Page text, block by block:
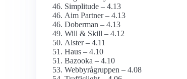
Simplitude – 4.13
Aim Partner – 4.13
Doberman – 4.13
Will & Skill – 4.12
Alster – 4.11
Haus – 4.10
Bazooka – 4.10
Webbyrågruppen – 4.08